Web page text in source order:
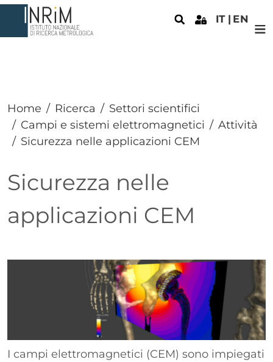
Salta al contenuto principale
IT EN
Home Ricerca
Settori scientifici
Campi e sistemi elettromagnetici
Attività
Sicurezza nelle applicazioni CEM
Sicurezza nelle
applicazioni CEM
I campi elettromagnetici (CEM) sono impiegati